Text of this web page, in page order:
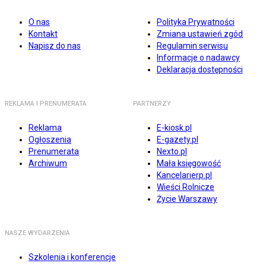
O nas
Kontakt
Napisz do nas
Polityka Prywatności
Zmiana ustawień zgód
Regulamin serwisu
Informacje o nadawcy
Deklaracja dostępności
REKLAMA I PRENUMERATA
Reklama
Ogłoszenia
Prenumerata
Archiwum
PARTNERZY
E-kiosk.pl
E-gazety.pl
Nexto.pl
Mała księgowość
Kancelarierp.pl
Wieści Rolnicze
Życie Warszawy
NASZE WYDARZENIA
Szkolenia i konferencje